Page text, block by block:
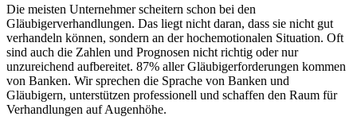
Die meisten Unternehmer scheitern schon bei den
Gläubigerverhandlungen. Das liegt nicht daran, dass sie nicht gut
verhandeln können, sondern an der hochemotionalen Situation. Oft
sind auch die Zahlen und Prognosen nicht richtig oder nur
unzureichend aufbereitet. 87% aller Gläubigerforderungen kommen
von Banken. Wir sprechen die Sprache von Banken und
Gläubigern, unterstützen professionell und schaffen den Raum für
Verhandlungen auf Augenhöhe.